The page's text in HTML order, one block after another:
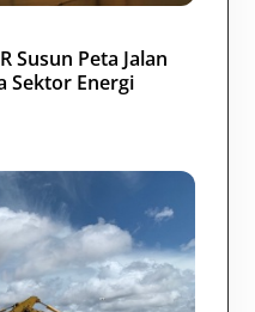
Susun Peta Jalan
Sektor Energi